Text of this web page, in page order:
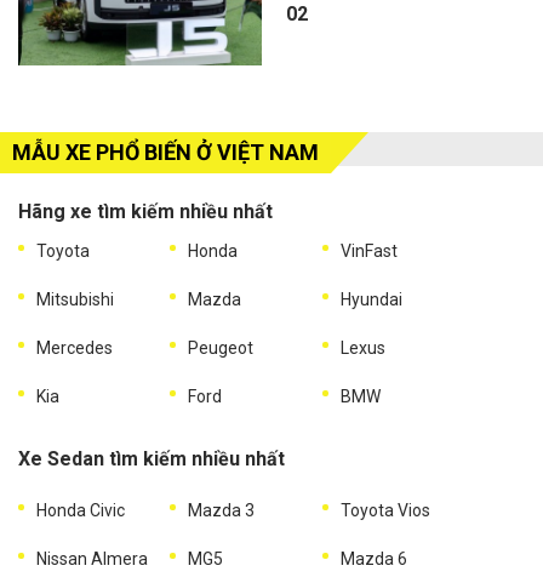
02
MẪU XE PHỔ BIẾN Ở VIỆT NAM
Hãng xe tìm kiếm nhiều nhất
Toyota Honda VinFast
Mitsubishi Mazda Hyundai
Mercedes Peugeot Lexus
Kia Ford BMW
Xe Sedan tìm kiếm nhiều nhất
Honda Civic Mazda 3 Toyota Vios
Nissan Almera MG5 Mazda 6